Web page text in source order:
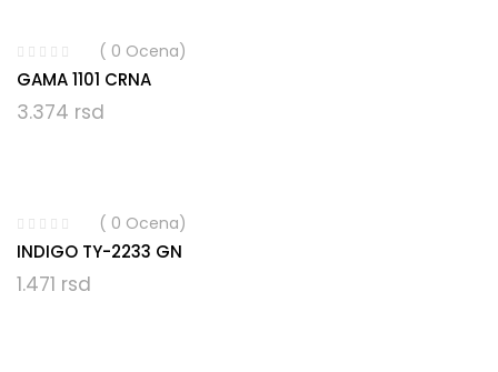
( 0 Ocena)
GAMA 1101 CRNA
3.374 rsd
( 0 Ocena)
INDIGO TY-2233 GN
1.471 rsd